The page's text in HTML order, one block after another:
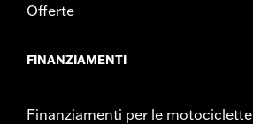
Offerte
FINANZIAMENTI
Finanziamenti per le motociclette